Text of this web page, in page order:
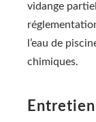
vidange
l’eau de
chimiques.